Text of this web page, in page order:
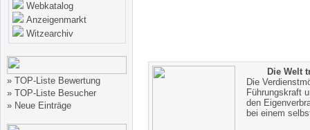
Webkatalog
Anzeigenmarkt
Witzearchiv
» TOP-Liste Bewertung
» TOP-Liste Besucher
» Neue Einträge
Die Welt
Die
Führungskraft
den
bei einem